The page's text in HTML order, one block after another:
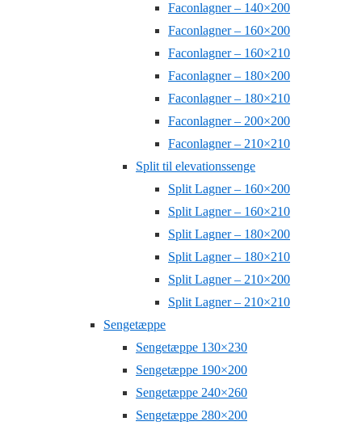
Faconlagner – 140×200
Faconlagner – 160×200
Faconlagner – 160×210
Faconlagner – 180×200
Faconlagner – 180×210
Faconlagner – 200×200
Faconlagner – 210×210
Split til elevationssenge
Split Lagner – 160×200
Split Lagner – 160×210
Split Lagner – 180×200
Split Lagner – 180×210
Split Lagner – 210×200
Split Lagner – 210×210
Sengetæppe
Sengetæppe 130×230
Sengetæppe 190×200
Sengetæppe 240×260
Sengetæppe 280×200